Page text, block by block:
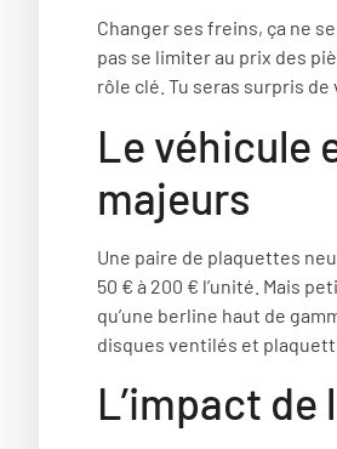
Changer ses freins, ça ne
pas se limiter au prix des
rôle clé. Tu seras surpris
Le véhicule
majeurs
Une paire de plaquettes
50 € à 200 € l’unité. Mais
qu’une berline haut de
disques ventilés et
L’impact